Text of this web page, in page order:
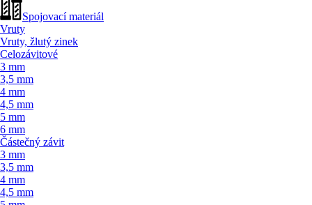
Spojovací materiál
Vruty
Vruty, žlutý zinek
Celozávitové
3 mm
3,5 mm
4 mm
4,5 mm
5 mm
6 mm
Částečný závit
3 mm
3,5 mm
4 mm
4,5 mm